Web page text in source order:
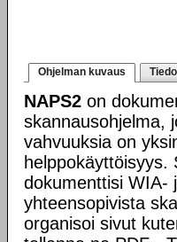
Ohjelman kuvaus
NAPS2 on
skannausohjelma,
vahvuuksia on
helppokäyttöisyys.
dokumenttisi WIA-
yhteensopivista
organisoi sivut